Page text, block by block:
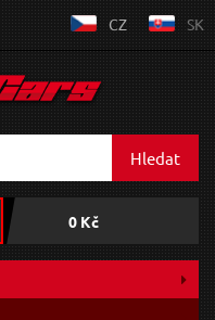
CZ SK
Hledat
0 Kč